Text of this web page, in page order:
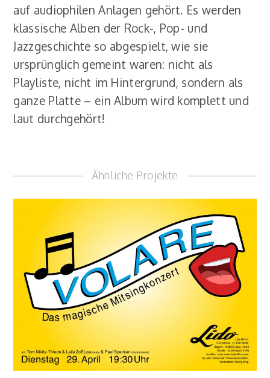
auf audiophilen Anlagen gehört. Es werden
klassische Alben der Rock-, Pop- und
Jazzgeschichte so abgespielt, wie sie
ursprünglich gemeint waren: nicht als
Playliste, nicht im Hintergrund, sondern als
ganze Platte – ein Album wird komplett und
laut durchgehört!
Ähnliche Projekte